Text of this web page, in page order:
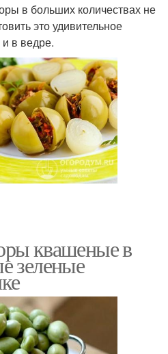
в больших количествах не
это удивительное
в ведре.
квашеные в
зеленые